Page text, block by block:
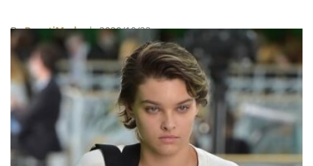
Voted Today字樣的貼紙在網路上銷售，讓不想購買單
品的人也能在投票日大聲地宣告「已投票」的訊息，間
接催促身邊的人出門投票，一時之間，各種選舉相關商
品儼然成為美國當下最熱門潮流，甚至連法國的Louis
Vuitton也在2021春夏系列大秀中，以一件寫著Vote的
上衣開場，可見其話題熱度。
ByBeautiMode| 2020/10/22